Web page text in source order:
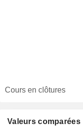
Cours en clôtures
Valeurs comparées